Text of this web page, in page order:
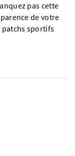
pas cette
de votre
patchs sportifs